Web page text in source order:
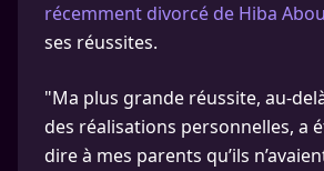
récemment divorcé de Hiba
ses réussites.
"Ma plus grande réussite, au-
des réalisations personnelles, a
dire à mes parents qu’ils